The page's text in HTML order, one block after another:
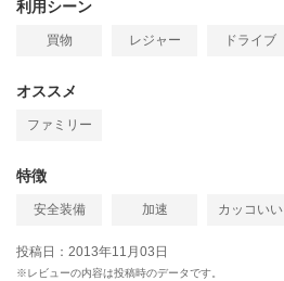
利用シーン
買物 レジャー ドライブ
オススメ
ファミリー
特徴
安全装備 加速 カッコいい
投稿日：2013年11月03日
※レビューの内容は投稿時のデータです。